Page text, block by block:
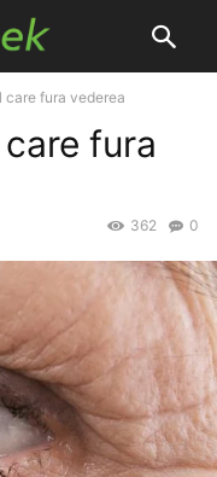
care fura vederea
fura
0
362